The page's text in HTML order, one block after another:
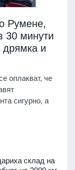
Румене,
30 минути
дрямка и
оплакват, че
сигурно, а
склад на